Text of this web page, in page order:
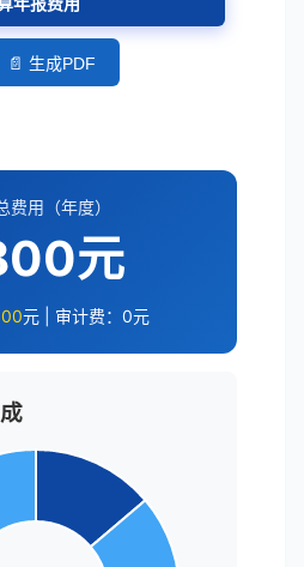
📄 生成PDF
费用（年度）
元
元 | 审计费： 0元